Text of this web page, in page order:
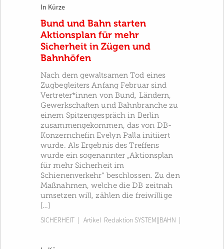
In Kürze
Bund und Bahn starten
Aktionsplan für mehr
Sicherheit in Zügen und
Bahnhöfen
Nach dem gewaltsamen Tod eines
Zugbegleiters Anfang Februar sind
Vertreter*innen von Bund, Ländern,
Gewerkschaften und Bahnbranche zu
einem Spitzengespräch in Berlin
zusammengekommen, das von DB-
Konzernchefin Evelyn Palla initiiert
wurde. Als Ergebnis des Treffens
wurde ein sogenannter „Aktionsplan
für mehr Sicherheit im
Schienenverkehr“ beschlossen. Zu den
Maßnahmen, welche die DB zeitnah
umsetzen will, zählen die freiwillige
[…]
SICHERHEIT | Artikel Redaktion SYSTEM||BAHN